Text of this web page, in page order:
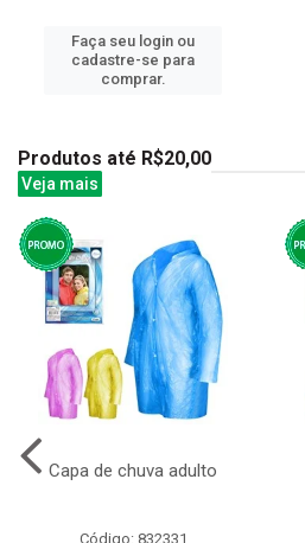
Faça seu login ou
cadastre-se para
comprar.
Produtos até R$20,00
Veja mais
Capa de chuva adulto
Código: 832331